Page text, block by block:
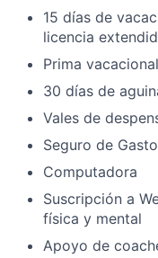
15 días de
licencia
Prima vacacional
30 días de
Vales de
Seguro de
Computadora
Suscripción a
física y mental
Apoyo de